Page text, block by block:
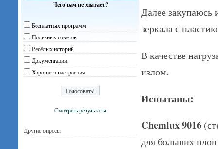
Далее закупаюсь
зеркала с
В качестве
излом.
Испытаны:
Chemlux 9016
для больших
Чего вам не хватает?
Бесплатных программ
Полезных советов
Весёлых историй
Документации
Хорошего настроения
Смотреть результаты
Другие опросы